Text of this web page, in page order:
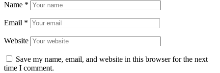
Name *
Email *
Website
Save my name, email, and website in this browser for the next
time I comment.